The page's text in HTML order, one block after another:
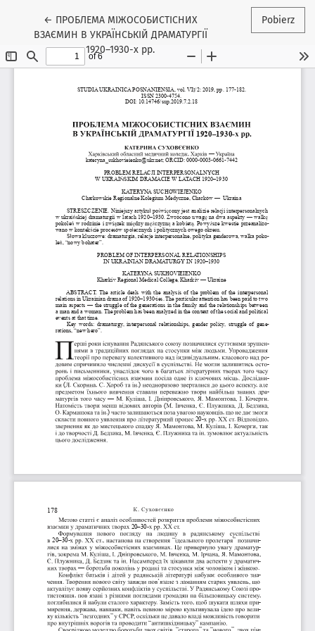
← Wróć do szczegółów artykułu
ПРОБЛЕМА МІЖОСОБИСТІСНИХ
ВЗАЄМИН В УКРАЇНСЬКІЙ ДРАМАТУРГІЇ
1920–1930-х рр.
Pobierz